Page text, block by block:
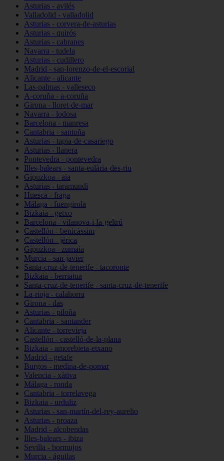
Asturias - avilés
Valladolid - valladolid
Asturias - corvera-de-asturias
Asturias - quirós
Asturias - cabranes
Navarra - tudela
Asturias - cudillero
Madrid - san-lorenzo-de-el-escorial
Alicante - alicante
Las-palmas - valleseco
A-coruña - a-coruña
Girona - lloret-de-mar
Navarra - lodosa
Barcelona - manresa
Cantabria - santoña
Asturias - tapia-de-casariego
Asturias - llanera
Pontevedra - pontevedra
Illes-balears - santa-eulària-des-riu
Gipuzkoa - aia
Asturias - taramundi
Huesca - fraga
Málaga - fuengirola
Bizkaia - getxo
Barcelona - vilanova-i-la-geltrú
Castellón - benicàssim
Castellón - jérica
Gipuzkoa - zumaia
Murcia - san-javier
Santa-cruz-de-tenerife - tacoronte
Bizkaia - berriatua
Santa-cruz-de-tenerife - santa-cruz-de-tenerife
La-rioja - calahorra
Girona - das
Asturias - piloña
Cantabria - santander
Alicante - torrevieja
Castellón - castelló-de-la-plana
Bizkaia - amorebieta-etxano
Madrid - getafe
Burgos - medina-de-pomar
Valencia - xàtiva
Málaga - ronda
Cantabria - torrelavega
Bizkaia - urduliz
Asturias - san-martín-del-rey-aurelio
Asturias - proaza
Madrid - alcobendas
Illes-balears - ibiza
Sevilla - bormujos
Murcia - águilas